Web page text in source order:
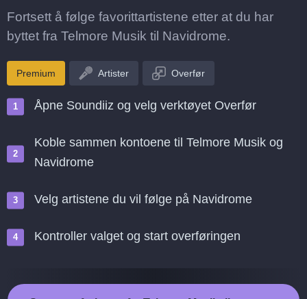
Fortsett å følge favorittartistene etter at du har
byttet fra Telmore Musik til Navidrome.
Premium Artister Overfør
Åpne Soundiiz og velg verktøyet Overfør
Koble sammen kontoene til Telmore Musik og
Navidrome
Velg artistene du vil følge på Navidrome
Kontroller valget og start overføringen